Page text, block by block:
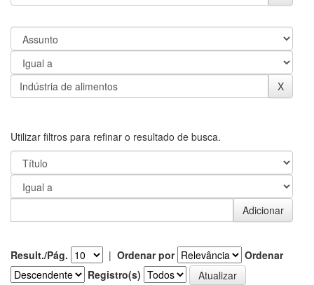
Utilizar filtros para refinar o resultado de busca.
Result./Pág. | Ordenar por
Ordenar
Registro(s)